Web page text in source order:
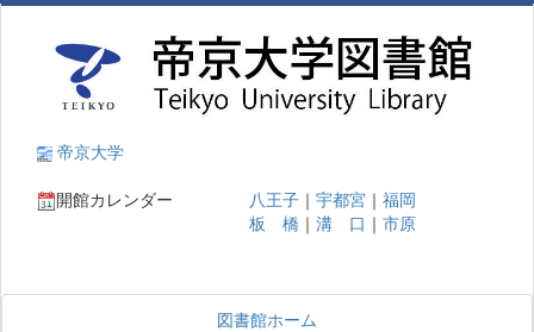
帝京大学
開館カレンダー
八王子 ｜ 宇都宮 ｜ 福岡
板 橋 ｜ 溝 口 ｜ 市原
図書館ホーム